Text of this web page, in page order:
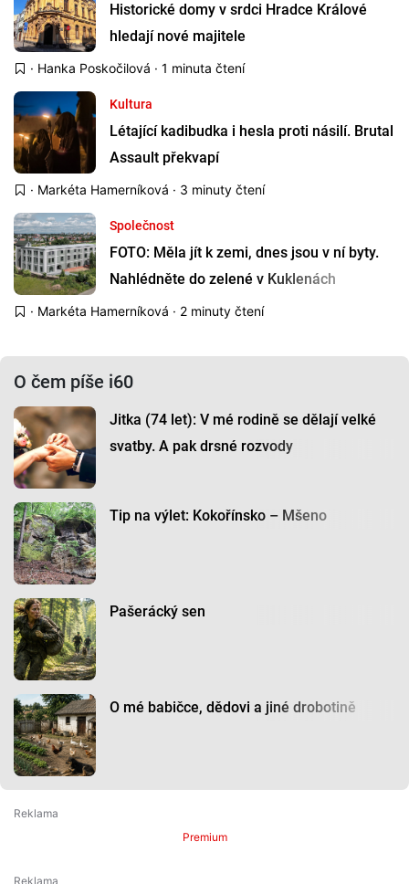
Historické domy v srdci Hradce Králové
hledají nové majitele
· Hanka Poskočilová · 1 minuta čtení
Kultura
Létající kadibudka i hesla proti násilí. Brutal
Assault překvapí
· Markéta Hamerníková · 3 minuty čtení
Společnost
FOTO: Měla jít k zemi, dnes jsou v ní byty.
Nahlédněte do zelené v Kuklenách
· Markéta Hamerníková · 2 minuty čtení
O čem píše i60
Jitka (74 let): V mé rodině se dělají velké
svatby. A pak drsné rozvody
Tip na výlet: Kokořínsko – Mšeno
Pašerácký sen
O mé babičce, dědovi a jiné drobotině
Premium